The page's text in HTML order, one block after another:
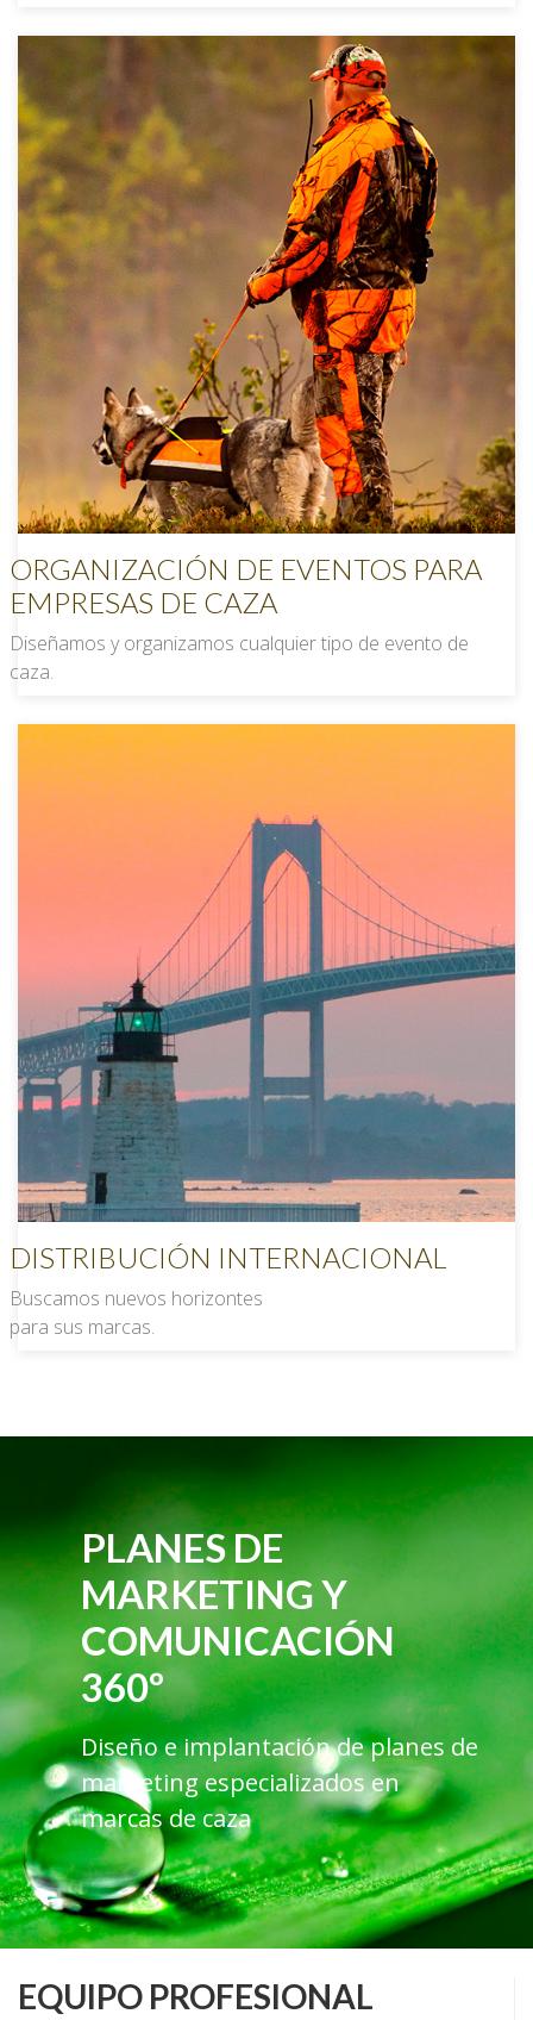
ORGANIZACIÓN DE EVENTOS PARA
EMPRESAS DE CAZA
Diseñamos y organizamos cualquier tipo de evento de
caza.
DISTRIBUCIÓN INTERNACIONAL
Buscamos nuevos horizontes
para sus marcas.
PLANES DE
MARKETING Y
COMUNICACIÓN
360º
Diseño e implantación de planes de
marketing especializados en
marcas de caza
EQUIPO PROFESIONAL